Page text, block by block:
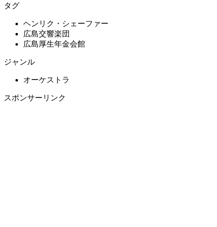
タグ
ヘンリク・シェーファー
広島交響楽団
広島厚生年金会館
ジャンル
オーケストラ
スポンサーリンク